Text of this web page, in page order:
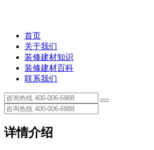
首页
关于我们
装修建材知识
装修建材百科
联系我们
详情介绍